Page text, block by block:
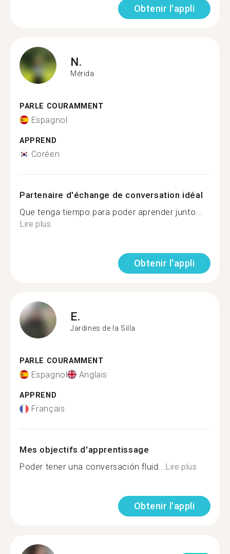
Obtenir l'appli
N.
Mérida
PARLE COURAMMENT
Espagnol
APPREND
Coréen
Partenaire d'échange de conversation idéal
Que tenga tiempo para poder aprender junto...
Lire plus
Obtenir l'appli
E.
Jardines de la Silla
PARLE COURAMMENT
Espagnol Anglais
APPREND
Français
Mes objectifs d'apprentissage
Poder tener una conversación fluid...Lire plus
Obtenir l'appli